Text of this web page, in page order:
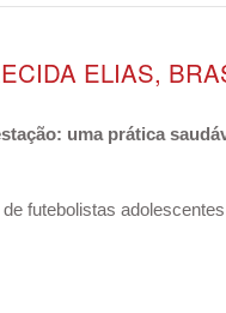
ELIAS,
uma prática
futebolistas